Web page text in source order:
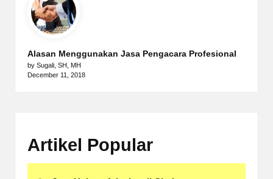
Alasan Menggunakan Jasa Pengacara Profesional
by Sugali, SH, MH
December 11, 2018
Artikel Popular